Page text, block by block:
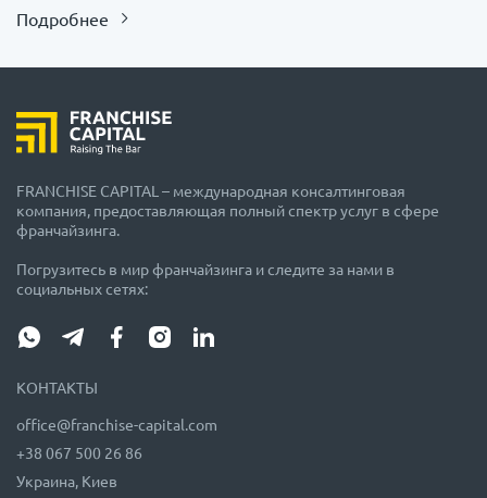
Подробнее
FRANCHISE CAPITAL – международная консалтинговая
компания, предоставляющая полный спектр услуг в сфере
франчайзинга.
Погрузитесь в мир франчайзинга и следите за нами в
социальных сетях:
КОНТАКТЫ
office@franchise-capital.com
+38 067 500 26 86
Украина, Киев